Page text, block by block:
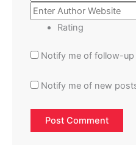
Rating
Notify me of follow-
Notify me of new